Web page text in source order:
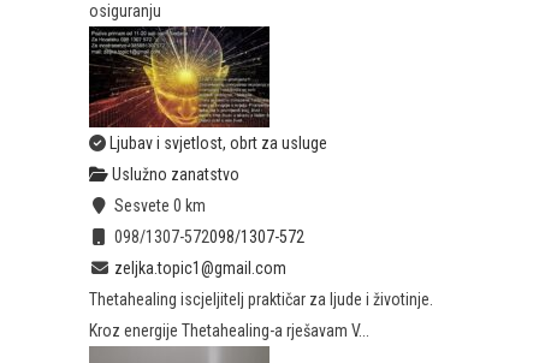
osiguranju
Ljubav i svjetlost, obrt za usluge
Uslužno zanatstvo
Sesvete 0 km
098/1307-572098/1307-572
zeljka.topic1@gmail.com
Thetahealing iscjeljitelj praktičar za ljude i životinje.
Kroz energije Thetahealing-a rješavam V...